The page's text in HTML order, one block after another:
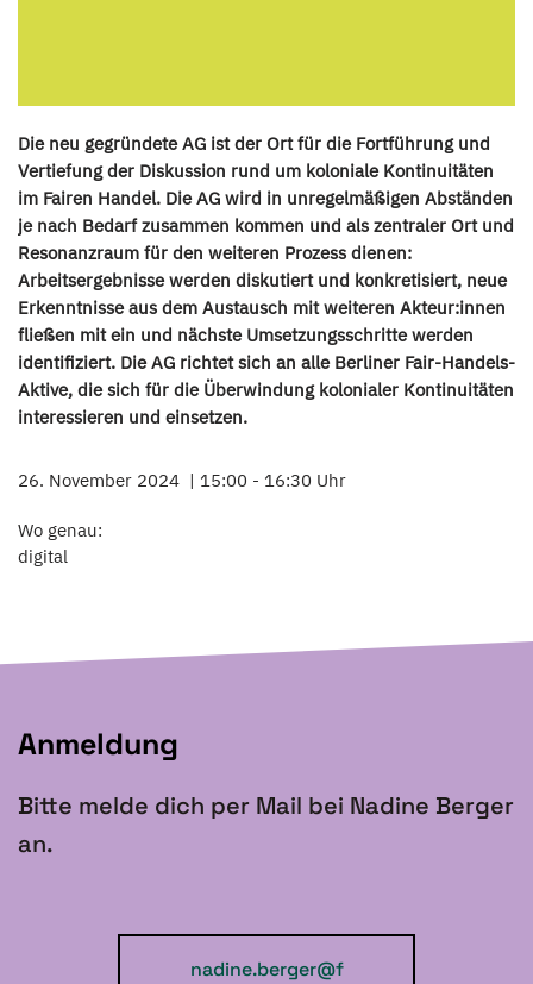
Die neu gegründete AG ist der Ort für die Fortführung und
Vertiefung der Diskussion rund um koloniale Kontinuitäten
im Fairen Handel. Die AG wird in unregelmäßigen Abständen
je nach Bedarf zusammen kommen und als zentraler Ort und
Resonanzraum für den weiteren Prozess dienen:
Arbeitsergebnisse werden diskutiert und konkretisiert, neue
Erkenntnisse aus dem Austausch mit weiteren Akteur:innen
fließen mit ein und nächste Umsetzungsschritte werden
identifiziert. Die AG richtet sich an alle Berliner Fair-Handels-
Aktive, die sich für die Überwindung kolonialer Kontinuitäten
interessieren und einsetzen.
26. November 2024 15:00 - 16:30 Uhr
Wo genau:
digital
Anmeldung
Bitte melde dich per Mail bei Nadine Berger
an.
nadine.berger@f